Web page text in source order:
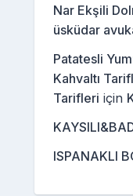
Nar Ekşili
üsküdar
Patatesli
Kahvaltı
Tarifleri için
ISPANAKLI